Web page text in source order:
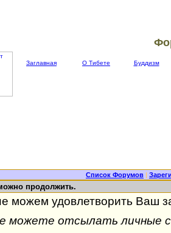
Заглавная О Тибете Буддизм
Список Форумов |
продолжить.
можем удовлетворить Ваш
можете отсылать личные